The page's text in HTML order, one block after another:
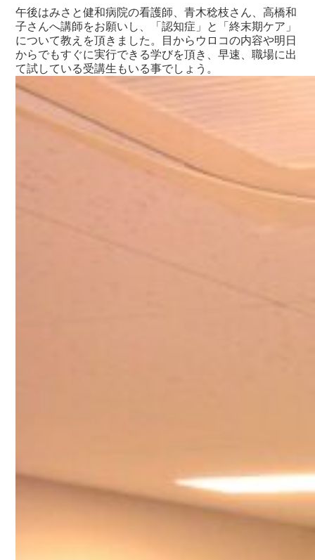
午後はみさと健和病院の看護師、青木稔枝さん、高橋和
子さんへ講師をお願いし、「認知症」と「終末期ケア」
について教えを頂きました。目からウロコの内容や明日
からでもすぐに実行できる学びを頂き、早速、職場に出
て試している受講生もいる事でしょう。